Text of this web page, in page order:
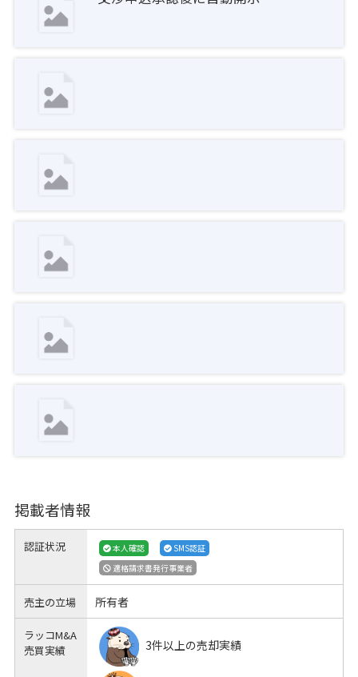
掲載者情報
認証状況 本人確認
SMS認証
適格請求書発行事業者
売主の立場 所有者
ラッコM&A
売買実績
3件以上の売却実績